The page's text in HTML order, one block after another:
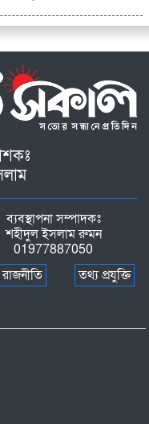
ব্যবস্থাপনা সম্পাদকঃ
শহীদুল ইসলাম রুমন
01977887050
রাজনীতি তথ্য প্রযুক্তি